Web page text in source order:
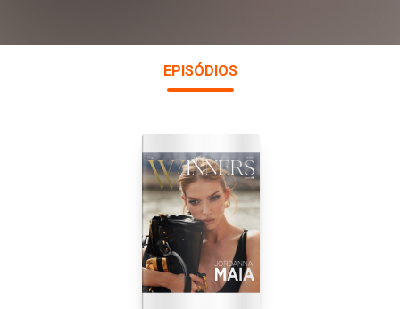
EPISÓDIOS